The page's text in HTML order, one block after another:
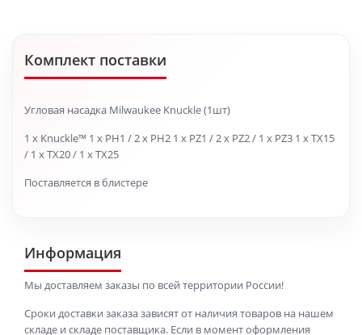
Комплект поставки
Угловая насадка Milwaukee Knuckle (1шт)
1 x Knuckle™ 1 x PH1 / 2 x PH2 1 x PZ1 / 2 x PZ2 / 1 x PZ3 1 x TX15
/ 1 x TX20 / 1 x TX25
Поставляется в блистере
Информация
Мы доставляем заказы по всей территории России!
Сроки доставки заказа зависят от наличия товаров на нашем
складе и складе поставщика. Если в момент оформления